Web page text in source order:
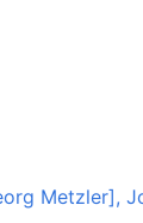
Metzler],